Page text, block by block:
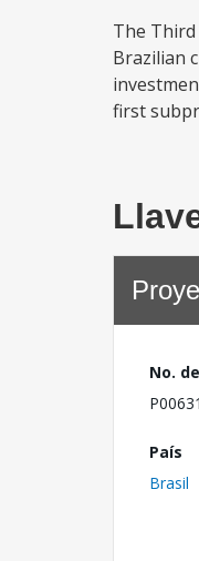
The
Brazilian
first
No.
País
Brasil